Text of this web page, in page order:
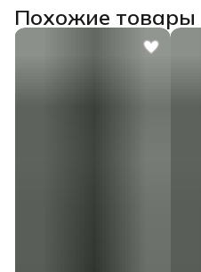
Похожие товары